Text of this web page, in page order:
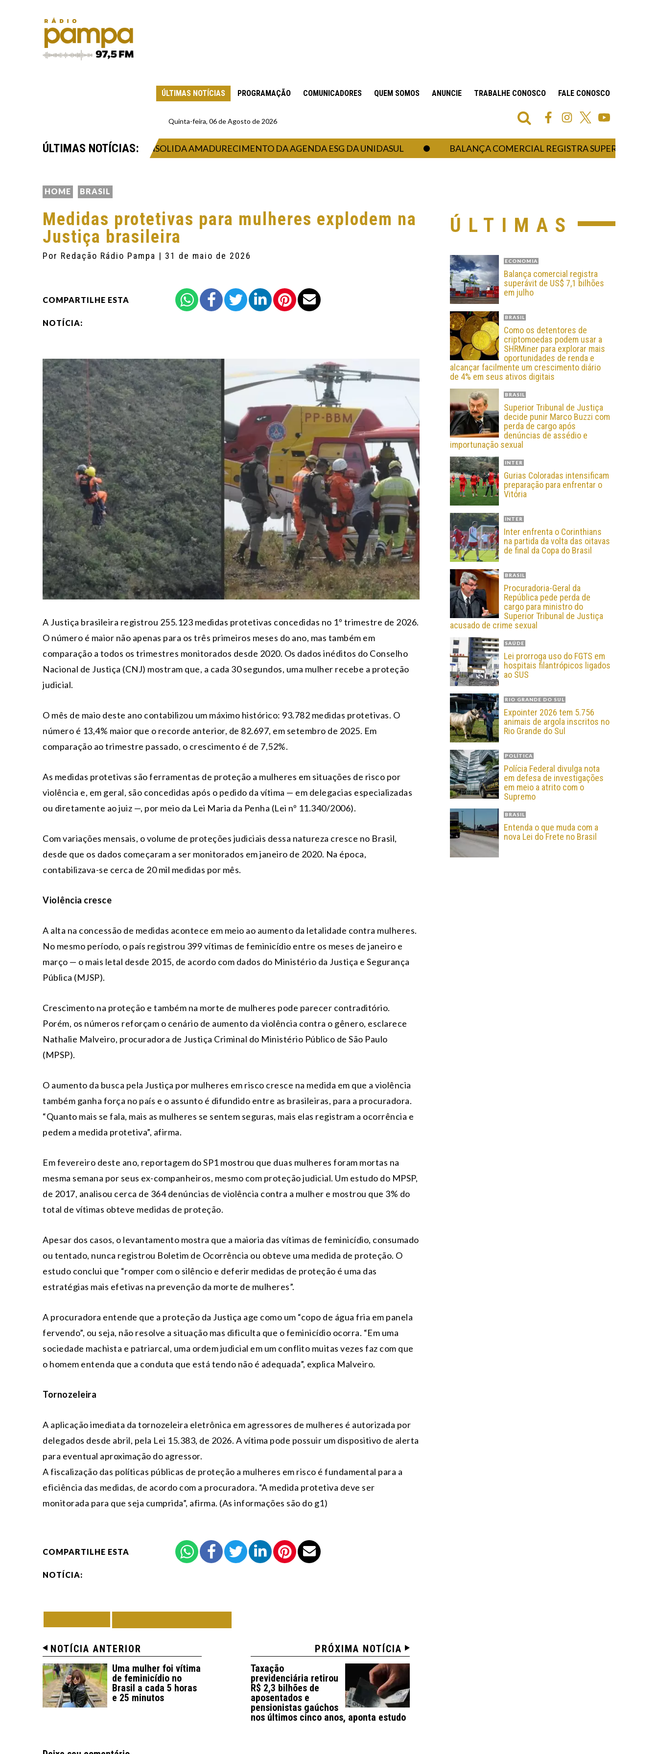
ÚLTIMAS NOTÍCIAS PROGRAMAÇÃO COMUNICADORES QUEM SOMOS ANUNCIE TRABALHE CONOSCO FALE CONOSCO
Quinta-feira, 06 de Agosto de 2026
ÚLTIMAS NOTÍCIAS:
DE SUSTENTABILIDADE CONSOLIDA AMADURECIMENTO DA AGENDA ESG DA UNIDASUL BALANÇA COMERCIAL REGISTRA SUPERÁVIT DE US$ 7,1
HOME BRASIL
Medidas protetivas para mulheres explodem na
Justiça brasileira
Por Redação Rádio Pampa | 31 de maio de 2026
COMPARTILHE ESTA
NOTÍCIA:
A Justiça brasileira registrou 255.123 medidas protetivas concedidas no 1º trimestre de 2026.
O número é maior não apenas para os três primeiros meses do ano, mas também em
comparação a todos os trimestres monitorados desde 2020. Os dados inéditos do Conselho
Nacional de Justiça (CNJ) mostram que, a cada 30 segundos, uma mulher recebe a proteção
judicial.
O mês de maio deste ano contabilizou um máximo histórico: 93.782 medidas protetivas. O
número é 13,4% maior que o recorde anterior, de 82.697, em setembro de 2025. Em
comparação ao trimestre passado, o crescimento é de 7,52%.
As medidas protetivas são ferramentas de proteção a mulheres em situações de risco por
violência e, em geral, são concedidas após o pedido da vítima — em delegacias especializadas
ou diretamente ao juiz —, por meio da Lei Maria da Penha (Lei nº 11.340/2006).
Com variações mensais, o volume de proteções judiciais dessa natureza cresce no Brasil,
desde que os dados começaram a ser monitorados em janeiro de 2020. Na época,
contabilizava-se cerca de 20 mil medidas por mês.
Violência cresce
A alta na concessão de medidas acontece em meio ao aumento da letalidade contra mulheres.
No mesmo período, o país registrou 399 vítimas de feminicídio entre os meses de janeiro e
março — o mais letal desde 2015, de acordo com dados do Ministério da Justiça e Segurança
Pública (MJSP).
Crescimento na proteção e também na morte de mulheres pode parecer contraditório.
Porém, os números reforçam o cenário de aumento da violência contra o gênero, esclarece
Nathalie Malveiro, procuradora de Justiça Criminal do Ministério Público de São Paulo
(MPSP).
O aumento da busca pela Justiça por mulheres em risco cresce na medida em que a violência
também ganha força no país e o assunto é difundido entre as brasileiras, para a procuradora.
“Quanto mais se fala, mais as mulheres se sentem seguras, mais elas registram a ocorrência e
pedem a medida protetiva”, afirma.
Em fevereiro deste ano, reportagem do SP1 mostrou que duas mulheres foram mortas na
mesma semana por seus ex-companheiros, mesmo com proteção judicial. Um estudo do MPSP,
de 2017, analisou cerca de 364 denúncias de violência contra a mulher e mostrou que 3% do
total de vítimas obteve medidas de proteção.
Apesar dos casos, o levantamento mostra que a maioria das vítimas de feminicídio, consumado
ou tentado, nunca registrou Boletim de Ocorrência ou obteve uma medida de proteção. O
estudo conclui que “romper com o silêncio e deferir medidas de proteção é uma das
estratégias mais efetivas na prevenção da morte de mulheres”.
A procuradora entende que a proteção da Justiça age como um “copo de água fria em panela
fervendo”, ou seja, não resolve a situação mas dificulta que o feminicídio ocorra. “Em uma
sociedade machista e patriarcal, uma ordem judicial em um conflito muitas vezes faz com que
o homem entenda que a conduta que está tendo não é adequada”, explica Malveiro.
Tornozeleira
A aplicação imediata da tornozeleira eletrônica em agressores de mulheres é autorizada por
delegados desde abril, pela Lei 15.383, de 2026. A vítima pode possuir um dispositivo de alerta
para eventual aproximação do agressor.
A fiscalização das políticas públicas de proteção a mulheres em risco é fundamental para a
eficiência das medidas, de acordo com a procuradora. “A medida protetiva deve ser
monitorada para que seja cumprida”, afirma. (As informações são do g1)
COMPARTILHE ESTA
NOTÍCIA:
NOTÍCIA ANTERIOR
Uma mulher foi vítima
de feminicídio no
Brasil a cada 5 horas
e 25 minutos
PRÓXIMA NOTÍCIA
Taxação
previdenciária retirou
R$ 2,3 bilhões de
aposentados e
pensionistas gaúchos
nos últimos cinco anos, aponta estudo
ÚLTIMAS
ECONOMIA
Balança comercial registra
superávit de US$ 7,1 bilhões
em julho
BRASIL
Como os detentores de
criptomoedas podem usar a
SHRMiner para explorar mais
oportunidades de renda e
alcançar facilmente um crescimento diário
de 4% em seus ativos digitais
BRASIL
Superior Tribunal de Justiça
decide punir Marco Buzzi com
perda de cargo após
denúncias de assédio e
importunação sexual
INTER
Gurias Coloradas intensificam
preparação para enfrentar o
Vitória
INTER
Inter enfrenta o Corinthians
na partida da volta das oitavas
de final da Copa do Brasil
BRASIL
Procuradoria-Geral da
República pede perda de
cargo para ministro do
Superior Tribunal de Justiça
acusado de crime sexual
SAÚDE
Lei prorroga uso do FGTS em
hospitais filantrópicos ligados
ao SUS
RIO GRANDE DO SUL
Expointer 2026 tem 5.756
animais de argola inscritos no
Rio Grande do Sul
POLÍTICA
Polícia Federal divulga nota
em defesa de investigações
em meio a atrito com o
Supremo
BRASIL
Entenda o que muda com a
nova Lei do Frete no Brasil